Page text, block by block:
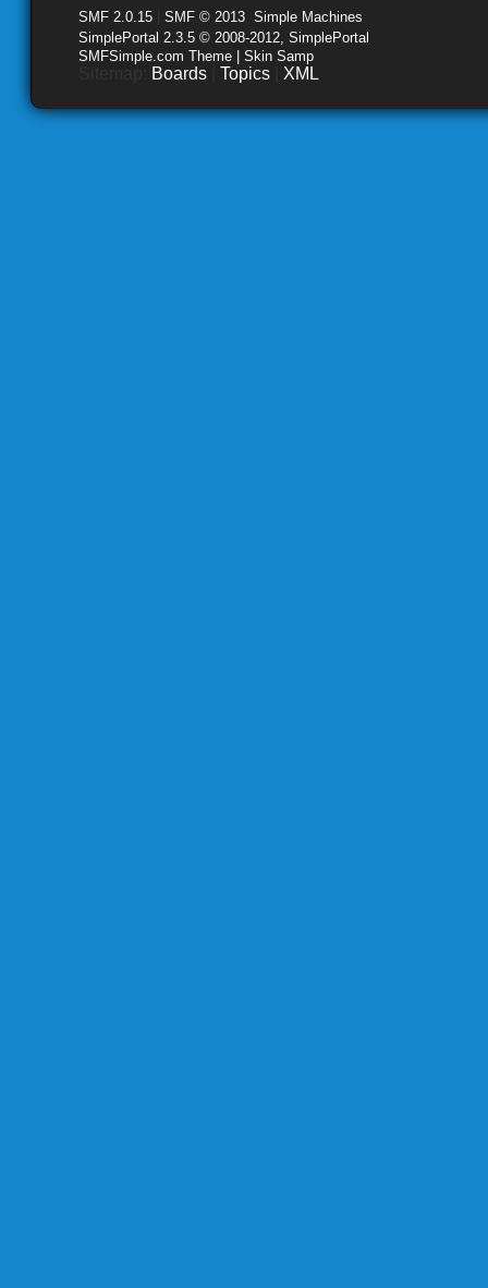
SMF 2.0.15 SMF © 2013 Simple Machines
SimplePortal 2.3.5 © 2008-2012, SimplePortal
SMFSimple.com Theme | Skin Samp
Boards Topics XML